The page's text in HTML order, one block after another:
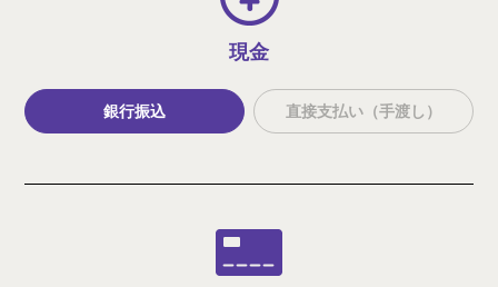
現金
銀行振込 直接支払い（手渡し）